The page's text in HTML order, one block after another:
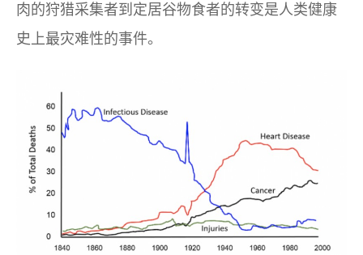
肉的狩猎采集者到定居谷物食者的转变是人类健康
史上最灾难性的事件。